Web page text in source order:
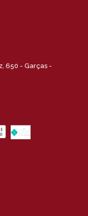
650 - Garças -